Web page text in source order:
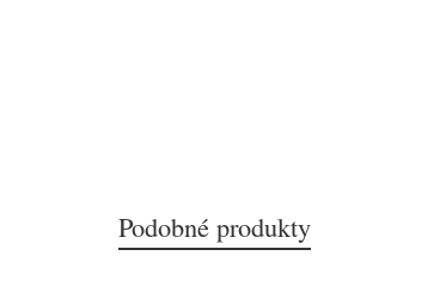
Podobné produkty